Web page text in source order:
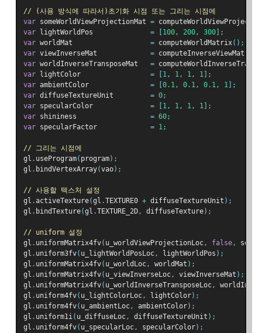
// (사용 방식에 따라서)초기화 시점 또는 그리는 시점에
var someWorldViewProjectionMat =
var lightWorldPos = 100, 200, 300 ];
var worldMat = computeWorldMatrix();
var viewInverseMat = computeInverseViewMatrix
var worldInverseTransposeMat =
var lightColor = 1, 1, 1, 1 ];
var ambientColor = 0.1, 0.1, 0.1, 1 ];
var diffuseTextureUnit = 0;
var specularColor = 1, 1, 1, 1 ];
var shininess = 60;
var specularFactor = 1;
// 그리는 시점에
gl . useProgram( program);
gl . bindVertexArray(vao);
// 사용할 텍스처 설정
gl .activeTexture(gl .TEXTURE0 + diffuseTextureUnit );
gl . bindTexture(gl .TEXTURE_2D, diffuseTexture);
// uniform 설정
gl . uniformMatrix4fv( u_worldViewProjectionLoc, false,
gl . uniform3fv( u_lightWorldPosLoc, lightWorldPos );
gl . uniformMatrix4fv( u_worldLoc, worldMat );
gl . uniformMatrix4fv( u_viewInverseLoc, viewInverseMat );
gl . uniformMatrix4fv( u_worldInverseTransposeLoc,
gl . uniform4fv( u_lightColorLoc, lightColor);
gl . uniform4fv( u_ambientLoc, ambientColor);
gl . uniform1i( u_diffuseLoc, diffuseTextureUnit );
gl . uniform4fv( u_specularLoc, specularColor);